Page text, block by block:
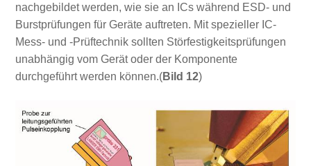
nachgebildet werden, wie sie an ICs während ESD- und
Burstprüfungen für Geräte auftreten. Mit spezieller IC-
Mess- und -Prüftechnik sollten Störfestigkeitsprüfungen
unabhängig vom Gerät oder der Komponente
durchgeführt werden können.(Bild 12)